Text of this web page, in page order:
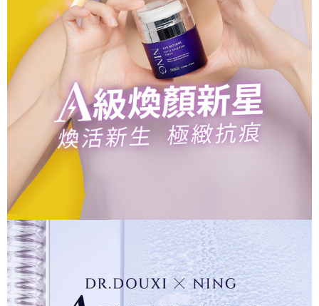
每筆NT$100，滿NT$1,200(含以上)免運費
海外宅配 查看運費